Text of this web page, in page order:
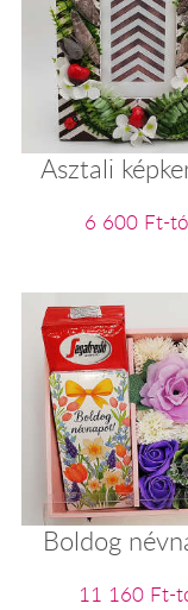
Asztali
6 600 Ft-
Boldog
11 160 Ft-